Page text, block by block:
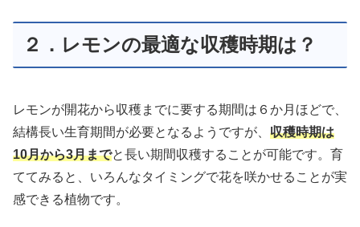
２．レモンの最適な収穫時期は？
レモンが開花から収穫までに要する期間は６か月ほどで、
結構長い生育期間が必要となるようですが、 収穫時期は
10月から3月までと長い期間収穫することが可能です。育
ててみると、いろんなタイミングで花を咲かせることが実
感できる植物です。